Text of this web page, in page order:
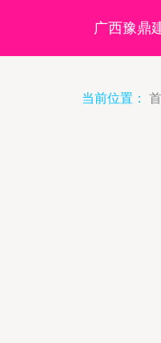
广西豫鼎
当前位置：